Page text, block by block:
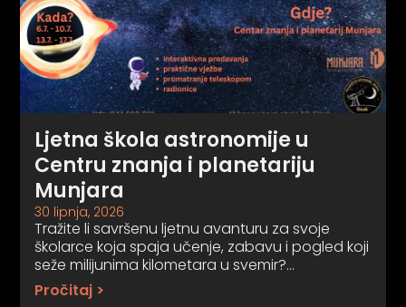
Ljetna škola astronomije u
Centru znanja i planetariju
Munjara
30 lipnja, 2026
Tražite li savršenu ljetnu avanturu za svoje
školarce koja spaja učenje, zabavu i pogled koji
seže milijunima kilometara u svemir?…
Pročitaj >